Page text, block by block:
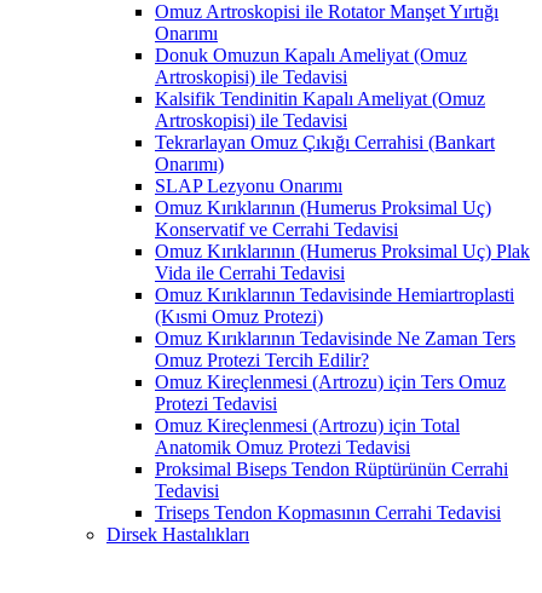
Omuz Artroskopisi ile Rotator Manşet Yırtığı
Onarımı
Donuk Omuzun Kapalı Ameliyat (Omuz
Artroskopisi) ile Tedavisi
Kalsifik Tendinitin Kapalı Ameliyat (Omuz
Artroskopisi) ile Tedavisi
Tekrarlayan Omuz Çıkığı Cerrahisi (Bankart
Onarımı)
SLAP Lezyonu Onarımı
Omuz Kırıklarının (Humerus Proksimal Uç)
Konservatif ve Cerrahi Tedavisi
Omuz Kırıklarının (Humerus Proksimal Uç) Plak
Vida ile Cerrahi Tedavisi
Omuz Kırıklarının Tedavisinde Hemiartroplasti
(Kısmi Omuz Protezi)
Omuz Kırıklarının Tedavisinde Ne Zaman Ters
Omuz Protezi Tercih Edilir?
Omuz Kireçlenmesi (Artrozu) için Ters Omuz
Protezi Tedavisi
Omuz Kireçlenmesi (Artrozu) için Total
Anatomik Omuz Protezi Tedavisi
Proksimal Biseps Tendon Rüptürünün Cerrahi
Tedavisi
Triseps Tendon Kopmasının Cerrahi Tedavisi
Dirsek Hastalıkları